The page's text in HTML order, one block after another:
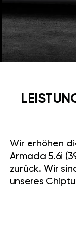
Wir erhöhen
Armada 5.6i
zurück. Wir
unseres